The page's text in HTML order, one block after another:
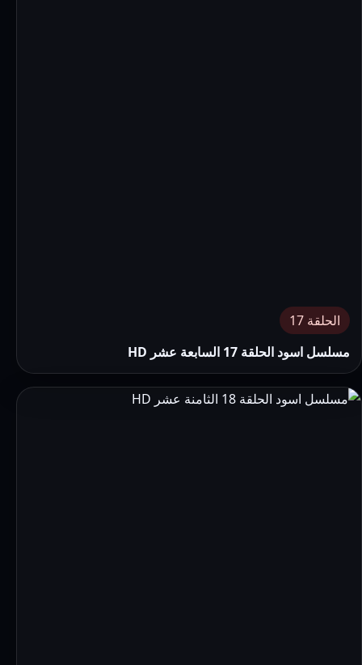
الحلقة 17
مسلسل اسود الحلقة 17 السابعة عشر HD